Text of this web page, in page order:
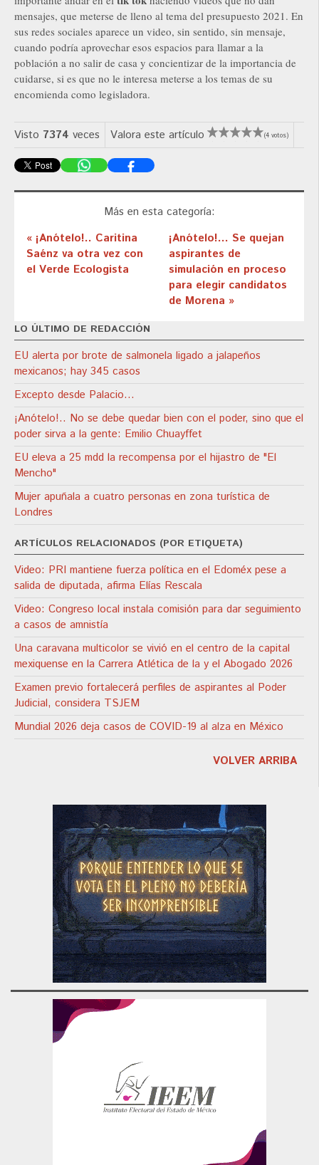
mensajes, que meterse de lleno al tema del presupuesto 2021. En
sus redes sociales aparece un video, sin sentido, sin mensaje,
cuando podría aprovechar esos espacios para llamar a la
población a no salir de casa y concientizar de la importancia de
cuidarse, si es que no le interesa meterse a los temas de su
encomienda como legisladora.
Visto 7374 veces Valora este artículo (4 votos)
Más en esta categoría:
« ¡Anótelo!.. Caritina
Saénz va otra vez con
el Verde Ecologista
¡Anótelo!... Se quejan
aspirantes de
simulación en proceso
para elegir candidatos
de Morena »
LO ÚLTIMO DE REDACCIÓN
EU alerta por brote de salmonela ligado a jalapeños
mexicanos; hay 345 casos
Excepto desde Palacio…
¡Anótelo!.. No se debe quedar bien con el poder, sino que el
poder sirva a la gente: Emilio Chuayffet
EU eleva a 25 mdd la recompensa por el hijastro de "El
Mencho"
Mujer apuñala a cuatro personas en zona turística de
Londres
ARTÍCULOS RELACIONADOS (POR ETIQUETA)
Video: PRI mantiene fuerza política en el Edoméx pese a
salida de diputada, afirma Elías Rescala
Video: Congreso local instala comisión para dar seguimiento
a casos de amnistía
Una caravana multicolor se vivió en el centro de la capital
mexiquense en la Carrera Atlética de la y el Abogado 2026
Examen previo fortalecerá perfiles de aspirantes al Poder
Judicial, considera TSJEM
Mundial 2026 deja casos de COVID-19 al alza en México
VOLVER ARRIBA